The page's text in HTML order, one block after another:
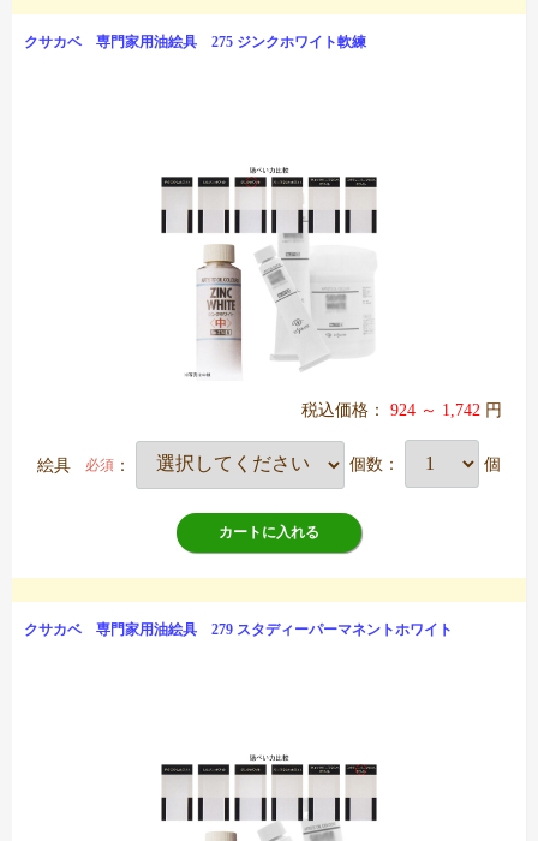
クサカベ 専門家用油絵具 275 ジンクホワイト軟練
税込価格： 924 ～ 1,742 円
絵具 必須 ： 個数： 個
カートに入れる
クサカベ 専門家用油絵具 279 スタディーパーマネントホワイト